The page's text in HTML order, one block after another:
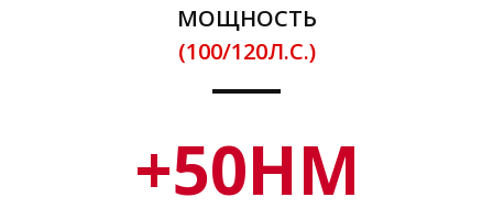
МОЩНОСТЬ
(100/120Л.С.)
+50НМ